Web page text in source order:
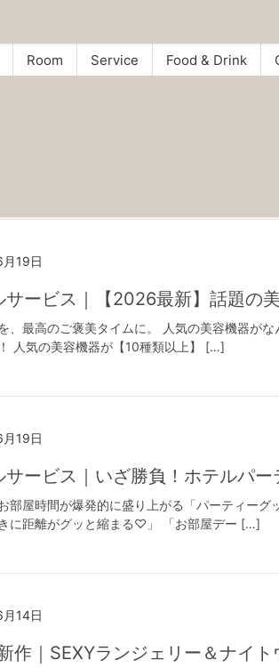
Room Service Food & Drink
19日
サービス｜【2026最新】話題の
を、最高のご褒美タイムに。 人気の美容機器
人気の美容機器が【10種類以上】 […]
19日
サービス｜いざ勝負！ホテルパ
部屋時間が爆発的に盛り上がる「パーティー
に距離がグッと縮まる♡」 「お部屋デー […]
14日
作｜SEXYランジェリー＆ナイ